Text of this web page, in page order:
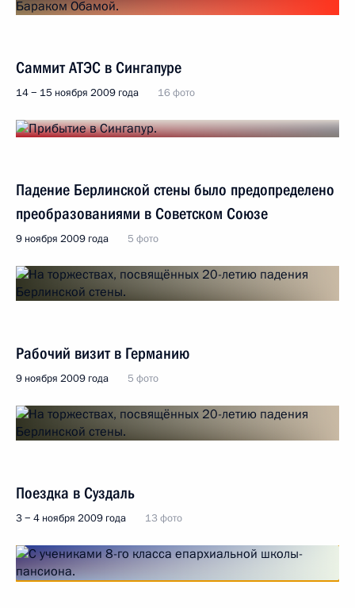
Саммит АТЭС в Сингапуре
14 − 15 ноября 2009 года 16 фото
Падение Берлинской стены было предопределено
преобразованиями в Советском Союзе
9 ноября 2009 года 5 фото
Рабочий визит в Германию
9 ноября 2009 года 5 фото
Поездка в Суздаль
3 − 4 ноября 2009 года 13 фото